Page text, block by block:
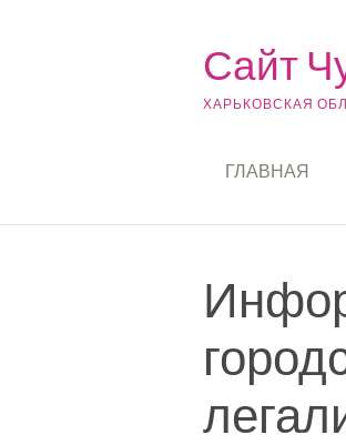
Сайт
ХАРЬКОВСКАЯ
ГЛАВНАЯ